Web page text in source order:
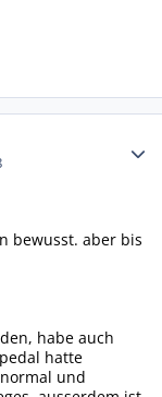
bewusst. aber bis
habe auch
hatte
und